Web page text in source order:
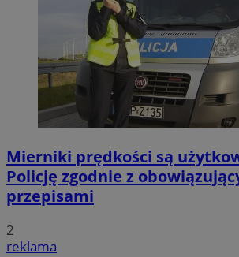
Mierniki prędkości są
Policję zgodnie z
przepisami
2
reklama